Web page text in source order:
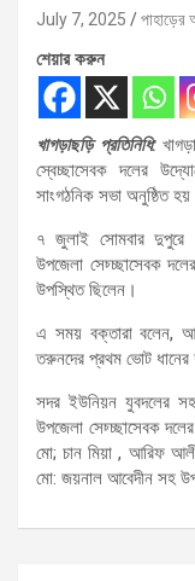
July 7, 2025
শেয়ার করুন
খাগড়াছড়ি প্রতিনিধি:
স্বেচ্ছাসেবক দলের
সাংগঠনিক সভা অনুষ্ঠিত
৭ জুলাই সোমবার দুপুরে
উপজেলা সেচ্চ্ছাসেবক
উপস্থিত ছিলেন।
এ সময় বক্তারা বলেন,
তরুনদের প্রথম ভোট
সদর ইউনিয়ন যুবদলের
উপজেলা সেচ্চ্ছাসেবক
মো; চান মিয়া , আরিফ
মো: জয়নাল আবেদীন সহ